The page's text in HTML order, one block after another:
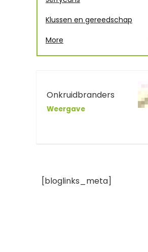
Klussen en gereedschap
More
Onkruidbranders
Weergave
[bloglinks_meta]